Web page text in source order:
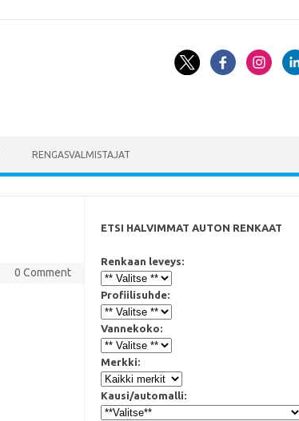
RENGASVALMISTAJAT
0 Comment
ETSI HALVIMMAT AUTON RENKAAT
Renkaan leveys:
Profiilisuhde:
Vannekoko:
Merkki:
Kausi/automalli: